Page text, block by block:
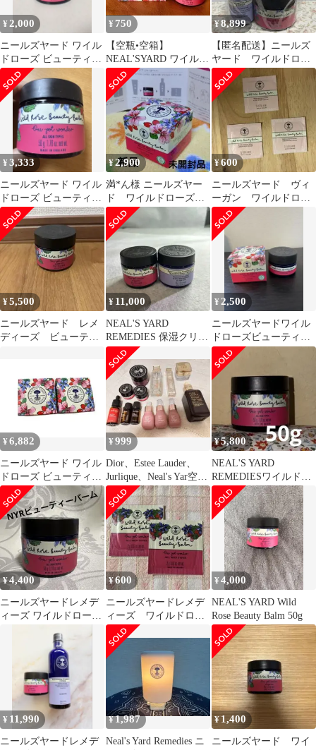
¥ 2,000
ニールズヤード ワイル
ドローズ ビューティバ
ーム
¥ 750
【空瓶•空箱】
NEAL'SYARD ワイルド
ローズビューティーバ
ーム 瓶・箱のみ
¥8,899
【匿名配送】ニールズ
ヤード ワイルドロー
ズビューティーバー
ム フランキンセンス
¥3,333
ニールズヤード ワイル
ドローズ ビューティバ
ーム 50g
¥2,900
満*ん様 ニールズヤー
ド ワイルドローズ
ビューティーバーム
15g
¥600
ニールズヤード ヴィ
ーガン ワイルドロー
ズ ビューティバーム
¥5,500
ニールズヤード レメ
ディーズ ビューティ
¥ 11,000
NEAL'S YARD
REMEDIES 保湿クリー
ム
¥2,500
ニールズヤードワイル
ドローズビューティー
バーム
¥6,882
ニールズヤード ワイル
ドローズ ビューティバ
ーム 15g2個セット オー
ガニック
¥999
Dior、Estee Lauder、
Jurlique、Neal's Yar空容
器
¥5,800
NEAL'S YARD
REMEDIESワイルドロ
ーズビューティバー
ム 50g
¥4,400
ニールズヤードレメデ
ィーズ ワイルドローズ
¥600
ニールズヤードレメデ
ィーズ ワイルドロー
ズ ビューティバー
ム サンプル
¥4,000
NEAL'S YARD Wild
Rose Beauty Balm 50g
¥ 11,990
ニールズヤードレメデ
¥1,987
Neal's Yard Remedies ニ
¥ 1,400
ニールズヤード ワイ